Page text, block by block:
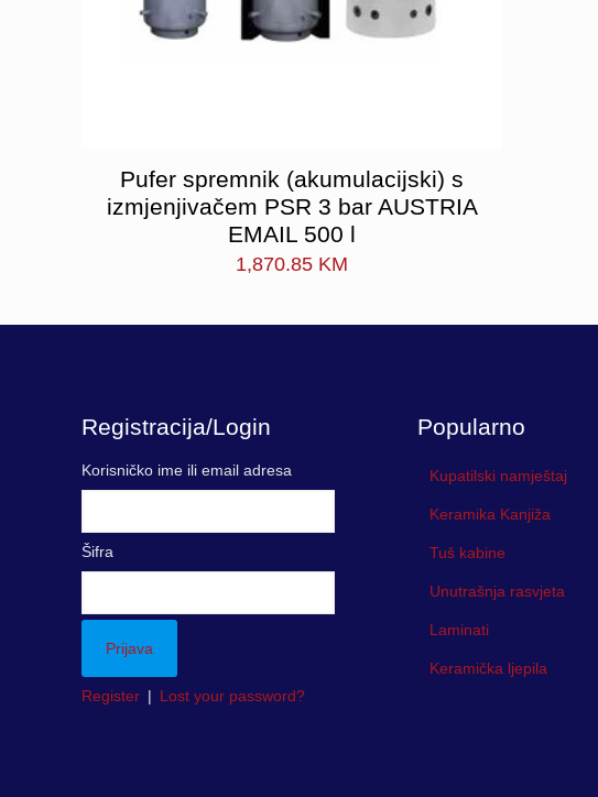
Pufer spremnik (akumulacijski) s
izmjenjivačem PSR 3 bar AUSTRIA
EMAIL 500 l
1,870.85 KM
Registracija/Login
Korisničko ime ili email adresa
Šifra
Register | Lost your password?
Popularno
Kupatilski namještaj
Keramika Kanjiža
Tuš kabine
Unutrašnja rasvjeta
Laminati
Keramička ljepila